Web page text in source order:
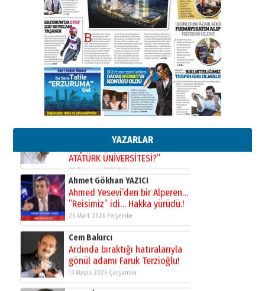
YAZARLAR
”Reisimiz” idi… Hakka yürüdü.!
26 Mart 2026 Perşembe
Cem Bakırcı
Ardında bıraktığı hatıralarıyla
gönül adamı Faruk Terzioğlu!
13 Mayıs 2026 Çarşamba
Esat BİNDESEN
Başkan Sekmen’den Erzurum’a
bir vizyon proje daha!
02 Ağustos 2026 Pazar
Kadir SABUNCUOĞLU
Erzurumspor’un köşe taşları
29 Haziran 2026 Pazartesi
Kenan GÜLERCİ
çıtayı yukarı taşırken,
yönetimdekiler aşağı
çekmemeli!
17 Şubat 2026 SalıOrhan BOZKURT